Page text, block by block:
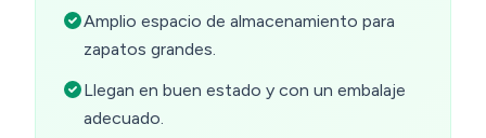
Amplio espacio de almacenamiento para
zapatos grandes.
Llegan en buen estado y con un embalaje
adecuado.